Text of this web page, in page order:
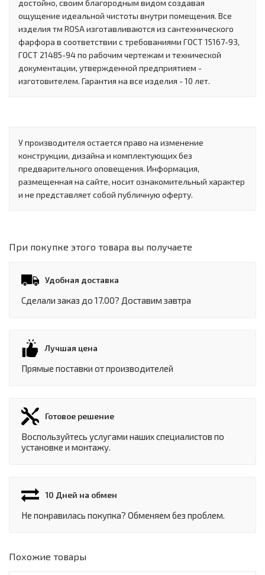
достойно, своим благородным видом создавая
ощущение идеальной чистоты внутри помещения. Все
изделия тм ROSA изготавливаются из сантехнического
фарфора в соответствии с требованиями ГОСТ 15167-93,
ГОСТ 21485-94 по рабочим чертежам и технической
документации, утвержденной предприятием -
изготовителем. Гарантия на все изделия - 10 лет.
У производителя остается право на изменение
конструкции, дизайна и комплектующих без
предварительного оповещения. Информация,
размещенная на сайте, носит ознакомительный характер
и не представляет собой публичную оферту.
При покупке этого товара вы получаете
Удобная доставка
Сделали заказ до 17.00? Доставим завтра
Лучшая цена
Прямые поставки от производителей
Готовое решение
Воспользуйтесь услугами наших специалистов по
установке и монтажу.
10 Дней на обмен
Не понравилась покупка? Обменяем без проблем.
Похожие товары